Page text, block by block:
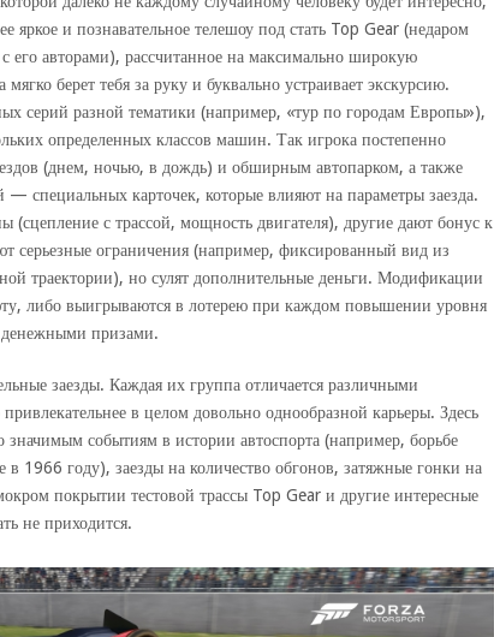
и познавательное телешоу под стать Top Gear (недаром
его авторами), рассчитанное на максимально широкую
берет тебя за руку и буквально устраивает экскурсию.
серий разной тематики (например, «тур по городам Европы»),
определенных классов машин. Так игрока постепенно
(днем, ночью, в дождь) и обширным автопарком, а также
специальных карточек, которые влияют на параметры заезда.
с трассой, мощность двигателя), другие дают бонус к
серьезные ограничения (например, фиксированный вид из
траектории), но сулят дополнительные деньги. Модификации
либо выигрываются в лотерею при каждом повышении уровня
призами.
заезды. Каждая их группа отличается различными
в целом довольно однообразной карьеры. Здесь
событиям в истории автоспорта (например, борьбе
1966 году), заезды на количество обгонов, затяжные гонки на
покрытии тестовой трассы Top Gear и другие интересные
не приходится.